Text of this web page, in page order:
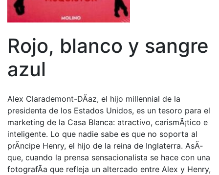
Rojo, blanco y sangre
azul
Alex Clarademont-DÃ­az, el hijo millennial de la
presidenta de los Estados Unidos, es un tesoro para el
marketing de la Casa Blanca: atractivo, carismÃ¡tico e
inteligente. Lo que nadie sabe es que no soporta al
prÃ­ncipe Henry, el hijo de la reina de Inglaterra. AsÃ­
que, cuando la prensa sensacionalista se hace con una
fotografÃ­a que refleja un altercado entre Alex y Henry,